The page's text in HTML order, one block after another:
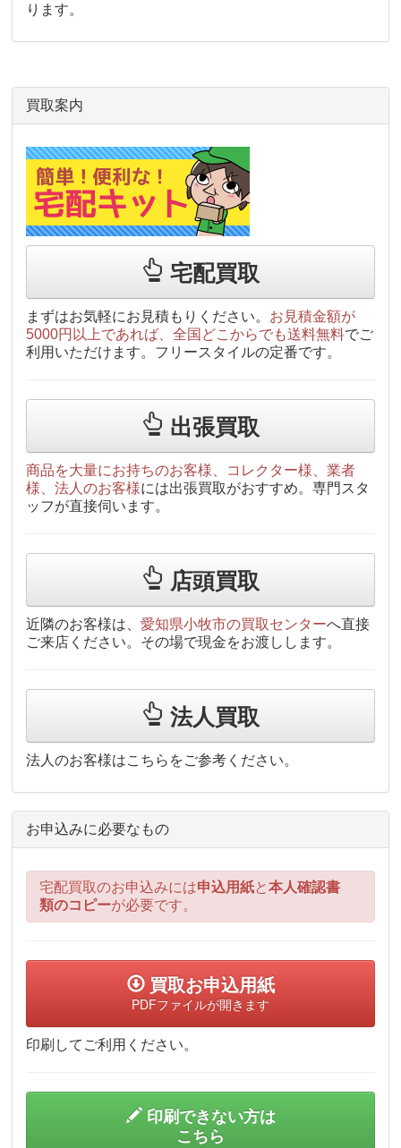
ります。
買取案内
宅配買取
まずはお気軽にお見積もりください。 お見積金額が
5000円以上であれば、全国どこからでも送料無料でご
利用いただけます。フリースタイルの定番です。
出張買取
商品を大量にお持ちのお客様、コレクター様、業者
様、法人のお客様には出張買取がおすすめ。専門スタ
ッフが直接伺います。
店頭買取
近隣のお客様は、愛知県小牧市の買取センターへ直接
ご来店ください。その場で現金をお渡しします。
法人買取
法人のお客様はこちらをご参考ください。
お申込みに必要なもの
宅配買取のお申込みには申込用紙と本人確認書
類のコピーが必要です。
買取お申込用紙
PDFファイルが開きます
印刷してご利用ください。
印刷できない方は
こちら